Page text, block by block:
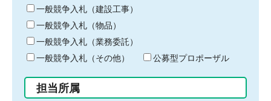
キ
ー
ワ
ー
ド
入
力
一般競争入札（建設工事）
一般競争入札（物品）
一般競争入札（業務委託）
一般競争入札（その他）
公募型プロポーザル
担当所属